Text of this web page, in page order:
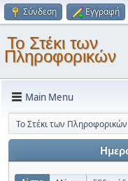
Σύνδεση Εγγραφή
Το Στέκι των
Πληροφορικών
Main Menu
Το Στέκι των Πληροφορικών